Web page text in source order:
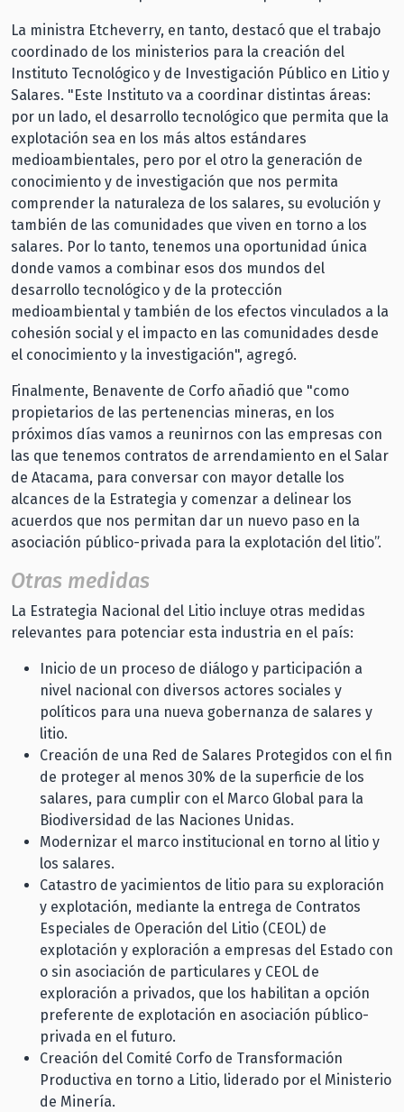
La ministra Etcheverry, en tanto, destacó que el trabajo
coordinado de los ministerios para la creación del
Instituto Tecnológico y de Investigación Público en Litio y
Salares. "Este Instituto va a coordinar distintas áreas:
por un lado, el desarrollo tecnológico que permita que la
explotación sea en los más altos estándares
medioambientales, pero por el otro la generación de
conocimiento y de investigación que nos permita
comprender la naturaleza de los salares, su evolución y
también de las comunidades que viven en torno a los
salares. Por lo tanto, tenemos una oportunidad única
donde vamos a combinar esos dos mundos del
desarrollo tecnológico y de la protección
medioambiental y también de los efectos vinculados a la
cohesión social y el impacto en las comunidades desde
el conocimiento y la investigación", agregó.
Finalmente, Benavente de Corfo añadió que "como
propietarios de las pertenencias mineras, en los
próximos días vamos a reunirnos con las empresas con
las que tenemos contratos de arrendamiento en el Salar
de Atacama, para conversar con mayor detalle los
alcances de la Estrategia y comenzar a delinear los
acuerdos que nos permitan dar un nuevo paso en la
asociación público-privada para la explotación del litio”.
Otras medidas
La Estrategia Nacional del Litio incluye otras medidas
relevantes para potenciar esta industria en el país:
Inicio de un proceso de diálogo y participación a
nivel nacional con diversos actores sociales y
políticos para una nueva gobernanza de salares y
litio.
Creación de una Red de Salares Protegidos con el fin
de proteger al menos 30% de la superficie de los
salares, para cumplir con el Marco Global para la
Biodiversidad de las Naciones Unidas.
Modernizar el marco institucional en torno al litio y
los salares.
Catastro de yacimientos de litio para su exploración
y explotación, mediante la entrega de Contratos
Especiales de Operación del Litio (CEOL) de
explotación y exploración a empresas del Estado con
o sin asociación de particulares y CEOL de
exploración a privados, que los habilitan a opción
preferente de explotación en asociación público-
privada en el futuro.
Creación del Comité Corfo de Transformación
Productiva en torno a Litio, liderado por el Ministerio
de Minería.